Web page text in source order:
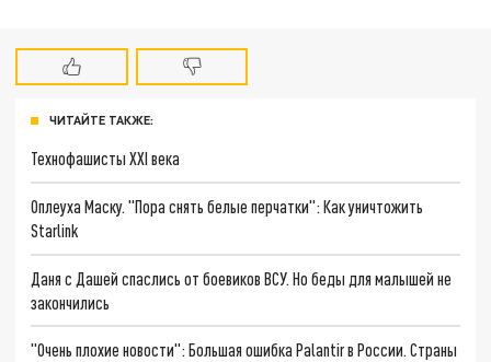
ЧИТАЙТЕ ТАКЖЕ:
Технофашисты XXI века
Оплеуха Маску. "Пора снять белые перчатки": Как уничтожить
Starlink
Даня с Дашей спаслись от боевиков ВСУ. Но беды для малышей не
закончились
"Очень плохие новости": Большая ошибка Palantir в России. Страны